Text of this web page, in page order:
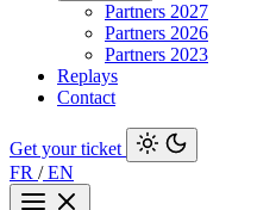
Partners 2027
Partners 2026
Partners 2023
Replays
Contact
Get your ticket
FR /EN